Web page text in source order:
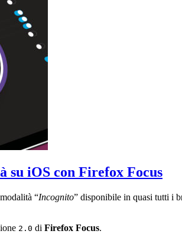
su iOS con Firefox Focus
“Incognito” disponibile in quasi tutti i
2.0 di Firefox Focus.